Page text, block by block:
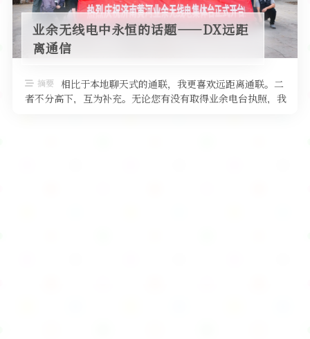
视频资料
HAM技巧
软件
摩托车
黄河直播
编号查询
业余无线电中永恒的话题——DX远距
离通信
摘要 相比于本地聊天式的通联，我更喜欢远距离通联。二
者不分高下，互为补充。无论您有没有取得业余电台执照，我